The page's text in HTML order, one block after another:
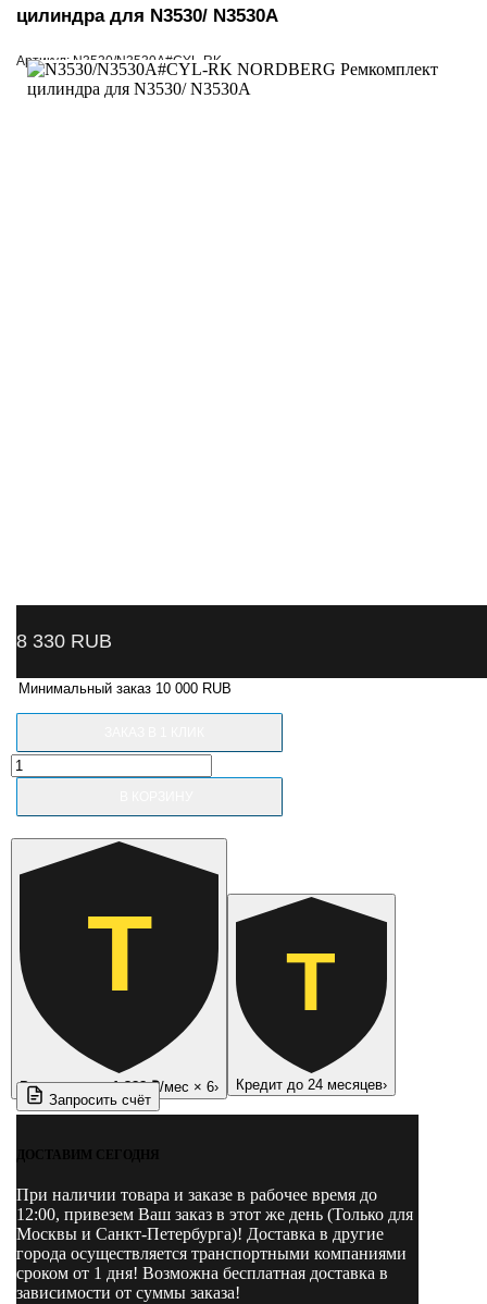
цилиндра для N3530/ N3530A
Артикул: N3530/N3530A#CYL-RK
8 330 RUB
Минимальный заказ 10 000 RUB
Количество
товара
RK
NORDBERG
Ремкомплект
цилиндра
Т
Рассрочка —1 388 ₽/мес × 6›
Т
Кредит до 24 месяцев›
Запросить счёт
ДОСТАВИМ СЕГОДНЯ
При наличии товара и заказе в рабочее время до
12:00, привезем Ваш заказ в этот же день (Только для
Москвы и Санкт-Петербурга)! Доставка в другие
города осуществляется транспортными компаниями
сроком от 1 дня! Возможна бесплатная доставка в
зависимости от суммы заказа!